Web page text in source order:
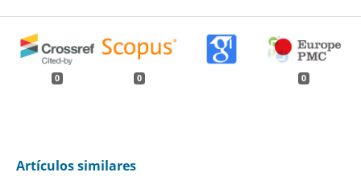
0 0 0
Artículos similares